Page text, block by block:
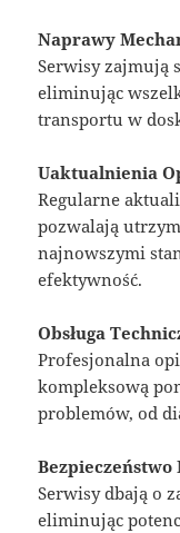
Naprawy
Serwisy zajmują
eliminując
transportu w
Uaktualnienia
Regularne
pozwalają
najnowszymi
efektywność.
Obsługa
Profesjonalna
kompleksową
problemów, od
Bezpieczeństwo
Serwisy dbają o
eliminując